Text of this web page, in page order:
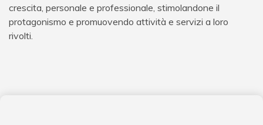
crescita, personale e professionale, stimolandone il
protagonismo e promuovendo attività e servizi a loro
rivolti.